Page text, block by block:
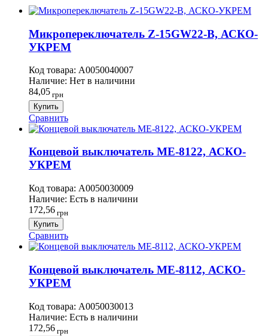
Микропереключатель Z-15GW22-B, АСКО-
УКРЕМ
Код товара: A0050040007
Наличие: Нет в наличини
84,05 грн
Купить
Сравнить
Концевой выключатель ME-8122, АСКО-
УКРЕМ
Код товара: A0050030009
Наличие: Есть в наличини
172,56 грн
Купить
Сравнить
Концевой выключатель ME-8112, АСКО-
УКРЕМ
Код товара: A0050030013
Наличие: Есть в наличини
172,56 грн